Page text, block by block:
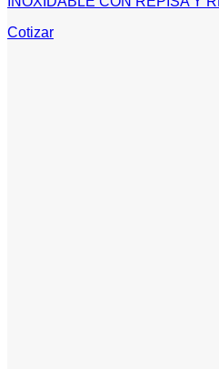
Cotizar